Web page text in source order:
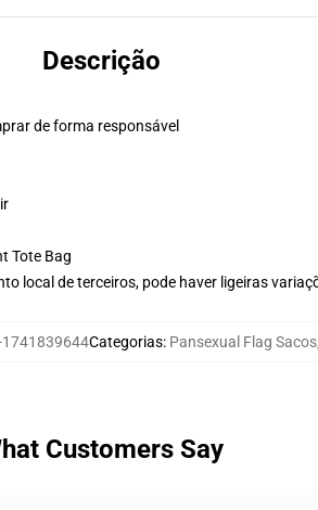
Descrição
de forma responsável
Tote Bag
local de terceiros, pode haver ligeiras
1741839644Categorias: Pansexual Flag Sacos
Customers Say